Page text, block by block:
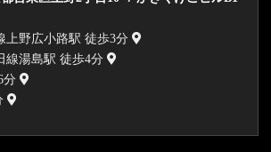
上野広小路駅 徒歩3分
線湯島駅 徒歩4分
分